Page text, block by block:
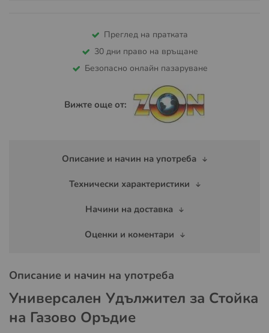
Преглед на пратката
30 дни право на връщане
Безопасно онлайн пазаруване
Вижте още от:
Описание и начин на употреба
Технически характеристики
Начини на доставка
Оценки и коментари
Описание и начин на употреба
Универсален Удължител за Стойка
на Газово Оръдие